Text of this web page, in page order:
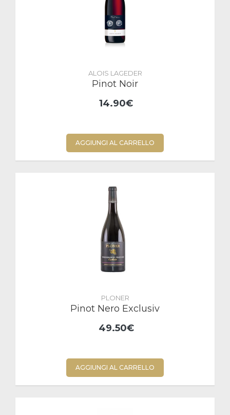
ALOIS LAGEDER
Pinot Noir
14.90€
AGGIUNGI AL CARRELLO
PLONER
Pinot Nero Exclusiv
49.50€
AGGIUNGI AL CARRELLO